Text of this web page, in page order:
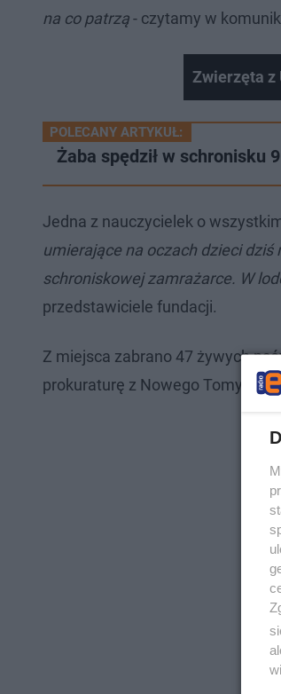
na co patrzą- czytamy w
Zwierzęta
POLECANY ARTYKUŁ:
Żaba spędził w schronisku
Jedna z nauczycielek o
umierające na oczach dzieci dziś
schroniskowej zamrażarce. W
przedstawiciele fundacji.
Z miejsca zabrano 47 żywych
prokuraturę z Nowego Tomyśla,